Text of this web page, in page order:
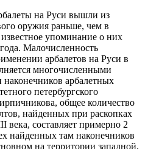
на Руси вышли из
оружия раньше, чем в
упоминание о них
Малочисленность
арбалетов на Руси в
многочисленными
арбалетных
петербургского
общее количество
найденных при раскопках
составляет примерно 2
найденных там наконечников
на территории западной,